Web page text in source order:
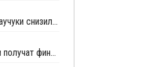
В России цены на синтетические каучуки снизились на 27,7%
Dow, ExxonMobil и другие компании получат финансирование за декарбонизацию